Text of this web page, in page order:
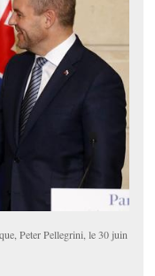
Peter Pellegrini, le 30 juin